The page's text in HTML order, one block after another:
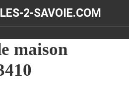
2-SAVOIE.COM
maison